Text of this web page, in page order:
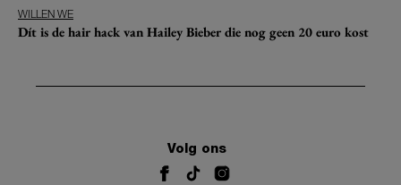
WILLEN WE
Dít is de hair hack van Hailey Bieber die nog geen 20 euro kost
Volg ons